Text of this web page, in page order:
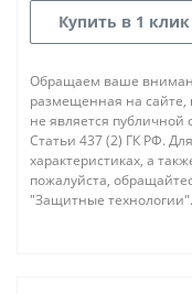
Купить в 1 клик
Обращаем ваше
размещенная на
не является
Статьи 437 (2) ГК РФ.
характеристиках, а
пожалуйста,
"Защитные технологии".